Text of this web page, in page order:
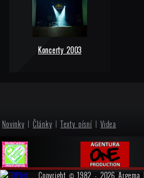
Koncerty 2003
Novinky |Články |Texty písní |Videa
Copyright © 1982 - 2026